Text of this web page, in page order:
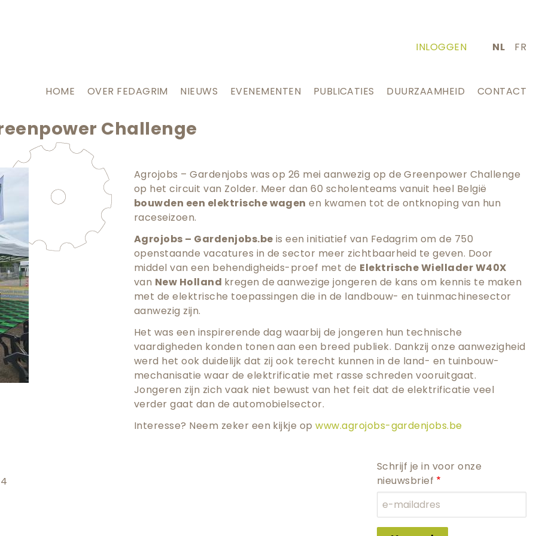
INLOGGEN NL FR
HOME OVER FEDAGRIM NIEUWS EVENEMENTEN PUBLICATIES DUURZAAMHEID CONTACT
Challenge
Agrojobs – Gardenjobs was op 26 mei aanwezig op de Greenpower Challenge
op het circuit van Zolder. Meer dan 60 scholenteams vanuit heel België
bouwden een elektrische wagen en kwamen tot de ontknoping van hun
raceseizoen.
Agrojobs – Gardenjobs.be is een initiatief van Fedagrim om de 750
openstaande vacatures in de sector meer zichtbaarheid te geven. Door
middel van een behendigheids-proef met de Elektrische Wiellader W40X
van New Holland kregen de aanwezige jongeren de kans om kennis te maken
met de elektrische toepassingen die in de landbouw- en tuinmachinesector
aanwezig zijn.
Het was een inspirerende dag waarbij de jongeren hun technische
vaardigheden konden tonen aan een breed publiek. Dankzij onze aanwezigheid
werd het ook duidelijk dat zij ook terecht kunnen in de land- en tuinbouw-
mechanisatie waar de elektrificatie met rasse schreden vooruitgaat.
Jongeren zijn zich vaak niet bewust van het feit dat de elektrificatie veel
verder gaat dan de automobielsector.
Interesse? Neem zeker een kijkje opwww.agrojobs-gardenjobs.be
Schrijf je in voor onze
nieuwsbrief